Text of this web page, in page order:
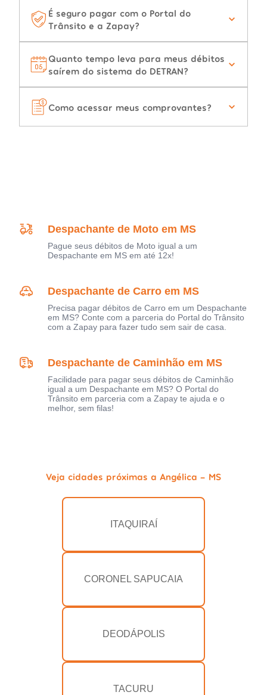
É seguro pagar com o Portal do
Trânsito e a Zapay?
Quanto tempo leva para meus débitos
saírem do sistema do DETRAN?
Como acessar meus comprovantes?
Despachante de Moto em MS
Pague seus débitos de Moto igual a um
Despachante em MS em até 12x!
Despachante de Carro em MS
Precisa pagar débitos de Carro em um Despachante
em MS? Conte com a parceria do Portal do Trânsito
com a Zapay para fazer tudo sem sair de casa.
Despachante de Caminhão em MS
Facilidade para pagar seus débitos de Caminhão
igual a um Despachante em MS? O Portal do
Trânsito em parceria com a Zapay te ajuda e o
melhor, sem filas!
Veja cidades próximas a Angélica - MS
ITAQUIRAÍ
CORONEL SAPUCAIA
DEODÁPOLIS
TACURU